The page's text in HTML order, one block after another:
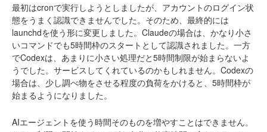
最初はcronで実行しようとしましたが、アカウントのログイン状
態をうまく認識できませんでした。そのため、最終的には
launchdを使う形に変更しました。Claudeの場合は、かなり小さ
いコマンドでも5時間枠のスタートとして認識されました。一方
でCodexは、あまりに小さい処理だと5時間制限が始まらないよ
うでした。サービスしてくれているのかもしれません。Codexの
場合は、少し調べ物をさせる程度の負荷をかけると、5時間枠が
始まるようになりました。
AIエージェントを使う時間そのものを増やすことはできません。